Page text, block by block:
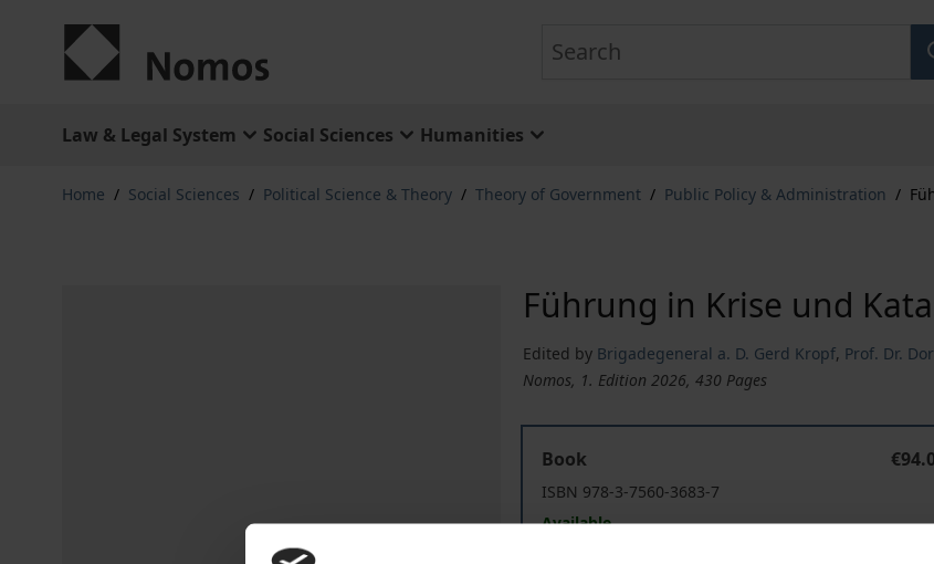
Law & Legal System Social Sciences Humanities
Home / Social Sciences / Political Science & Theory / Theory of Government / Public Policy & Administration /
Führung in Krise und
Edited by Brigadegeneral a. D. Gerd Kropf, Prof. Dr.
Nomos, 1. Edition 2026, 430 Pages
Book
ISBN 978-3-7560-3683-7
Available